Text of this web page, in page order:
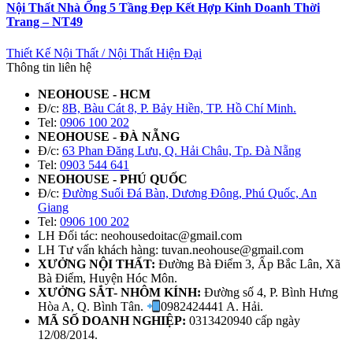
Nội Thất Nhà Ống 5 Tầng Đẹp Kết Hợp Kinh Doanh Thời
Trang – NT49
Thiết Kế Nội Thất /Nội Thất Hiện Đại
Thông tin liên hệ
NEOHOUSE - HCM
Đ/c: 8B, Bàu Cát 8, P. Bảy Hiền, TP. Hồ Chí Minh.
Tel: 0906 100 202
NEOHOUSE - ĐÀ NẴNG
Đ/c: 63 Phan Đăng Lưu, Q. Hải Châu, Tp. Đà Nẵng
Tel: 0903 544 641
NEOHOUSE - PHÚ QUỐC
Đ/c: Đường Suối Đá Bàn, Dương Đông, Phú Quốc, An
Giang
Tel: 0906 100 202
LH Đối tác: neohousedoitac@gmail.com
LH Tư vấn khách hàng: tuvan.neohouse@gmail.com
XƯỞNG NỘI THẤT: Đường Bà Điểm 3, Ấp Bắc Lân, Xã
Bà Điểm, Huyện Hóc Môn.
XƯỞNG SẮT- NHÔM KÍNH: Đường số 4, P. Bình Hưng
Hòa A, Q. Bình Tân.
0982424441 A. Hải.
MÃ SỐ DOANH NGHIỆP: 0313420940 cấp ngày
12/08/2014.